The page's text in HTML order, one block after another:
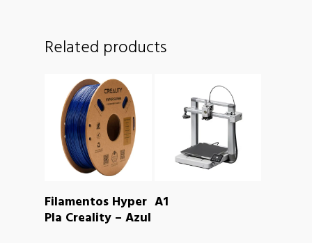
Related products
READ MORE
Filamentos Hyper
Pla Creality – Azul
A1